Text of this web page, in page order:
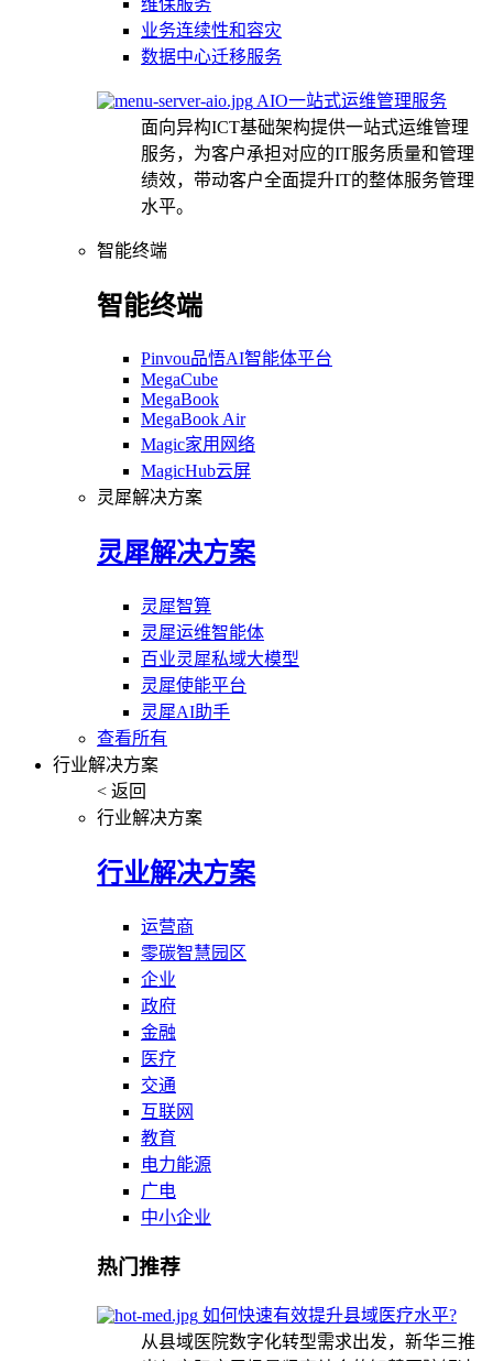
业务连续性和容灾
数据中心迁移服务
AIO一站式运维管理服务
面向异构ICT基础架构提供一站式运维管理
服务，为客户承担对应的IT服务质量和管理
绩效，带动客户全面提升IT的整体服务管理
水平。
智能终端
智能终端
Pinvou品悟AI智能体平台
MegaCube
MegaBook
MegaBook Air
Magic家用网络
MagicHub云屏
灵犀解决方案
灵犀解决方案
灵犀智算
灵犀运维智能体
百业灵犀私域大模型
灵犀使能平台
灵犀AI助手
查看所有
行业解决方案
< 返回
行业解决方案
行业解决方案
运营商
零碳智慧园区
企业
政府
金融
医疗
交通
互联网
教育
电力能源
广电
中小企业
热门推荐
如何快速有效提升县域医疗水平?
从县域医院数字化转型需求出发，新华三推